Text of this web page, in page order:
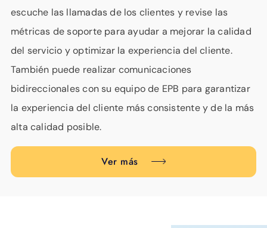
escuche las llamadas de los clientes y revise las
métricas de soporte para ayudar a mejorar la calidad
del servicio y optimizar la experiencia del cliente.
También puede realizar comunicaciones
bidireccionales con su equipo de EPB para garantizar
la experiencia del cliente más consistente y de la más
alta calidad posible.
Ver más